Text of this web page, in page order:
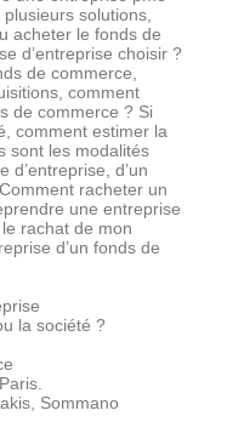
solutions,
acheter le fonds de
d’entreprise choisir ?
de commerce,
comment
de commerce ? Si
comment estimer la
sont les modalités
d’entreprise, d’un
racheter un
une entreprise
rachat de mon
d’un fonds de
la société ?
Sommano